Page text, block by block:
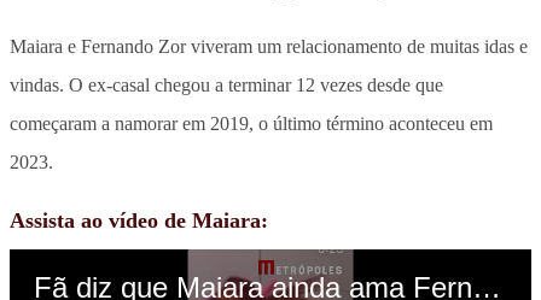
Maiara e Fernando Zor viveram um relacionamento de muitas idas e
vindas. O ex-casal chegou a terminar 12 vezes desde que
começaram a namorar em 2019, o último término aconteceu em
2023.
Assista ao vídeo de Maiara: